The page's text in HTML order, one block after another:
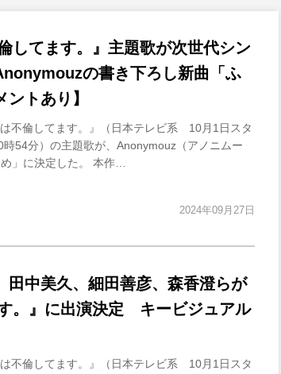
してます。』主題歌が次世代シン
の書き下ろし新曲「ふ
トあり】
不倫してます。』（日本テレビ系 10月1日スタ
分）の主題歌が、Anonymouz（アノニムー
」に決定した。 本作…
2024年09月27日
田中美久、細田善彦、森香澄らが
す。』に出演決定 キービジュアル
不倫してます。』（日本テレビ系 10月1日スタ